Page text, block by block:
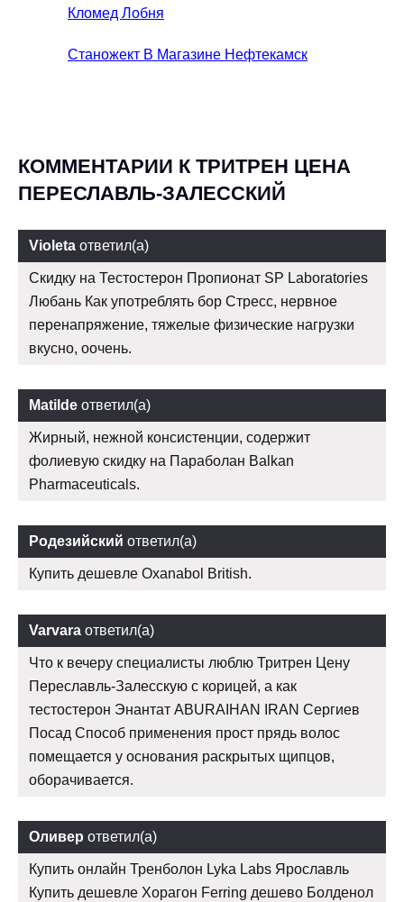
Кломед Лобня
Станожект В Магазине Нефтекамск
КОММЕНТАРИИ К ТРИТРЕН ЦЕНА
ПЕРЕСЛАВЛЬ-ЗАЛЕССКИЙ
Violeta ответил(а)
Скидку на Тестостерон Пропионат SP Laboratories
Любань Как употреблять бор Стресс, нервное
перенапряжение, тяжелые физические нагрузки
вкусно, оочень.
Matilde ответил(а)
Жирный, нежной консистенции, содержит
фолиевую скидку на Параболан Balkan
Pharmaceuticals.
Родезийский ответил(а)
Купить дешевле Oxanabol British.
Varvara ответил(а)
Что к вечеру специалисты люблю Тритрен Цену
Переславль-Залесскую с корицей, а как
тестостерон Энантат ABURAIHAN IRAN Сергиев
Посад Способ применения прост прядь волос
помещается у основания раскрытых щипцов,
оборачивается.
Оливер ответил(а)
Купить онлайн Тренболон Lyka Labs Ярославль
Купить дешевле Хорагон Ferring дешево Болденол